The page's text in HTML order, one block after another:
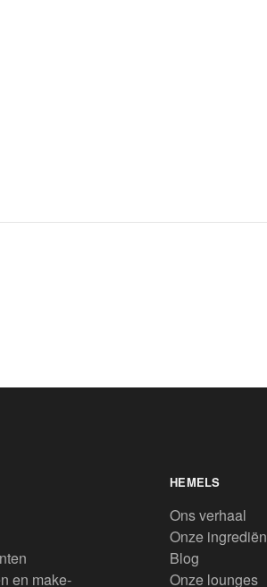
en make-
HEMELS
Ons verhaal
Onze
Blog
Onze lounges